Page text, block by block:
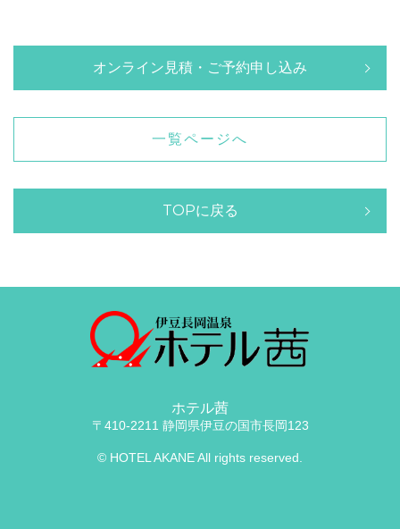
オンライン見積・ご予約申し込み
一覧ページへ
TOPに戻る
ホテル茜
〒410-2211 静岡県伊豆の国市長岡123
© HOTEL AKANE All rights reserved.